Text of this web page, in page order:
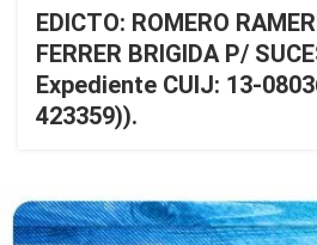
EDICTO: ROMERO
FERRER BRIGIDA P/
Expediente CUIJ: 13-
423359)).